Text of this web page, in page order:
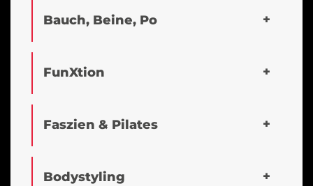
Bauch, Beine, Po
FunXtion
Faszien & Pilates
Bodystyling